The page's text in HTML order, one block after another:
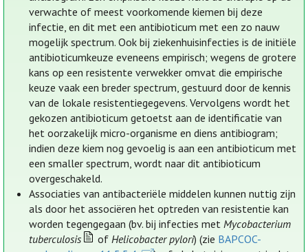
verwachte of meest voorkomende kiemen bij deze
infectie, en dit met een antibioticum met een zo nauw
mogelijk spectrum. Ook bij ziekenhuisinfecties is de initiële
antibioticumkeuze eveneens empirisch; wegens de grotere
kans op een resistente verwekker omvat die empirische
keuze vaak een breder spectrum, gestuurd door de kennis
van de lokale resistentiegegevens. Vervolgens wordt het
gekozen antibioticum getoetst aan de identificatie van
het oorzakelijk micro-organisme en diens antibiogram;
indien deze kiem nog gevoelig is aan een antibioticum met
een smaller spectrum, wordt naar dit antibioticum
overgeschakeld.
Associaties van antibacteriële middelen kunnen nuttig zijn
als door het associëren het optreden van resistentie kan
worden tegengegaan (bv. bij infecties metMycobacterium
tuberculosis
of Helicobacter pylori) (zie BAPCOC-